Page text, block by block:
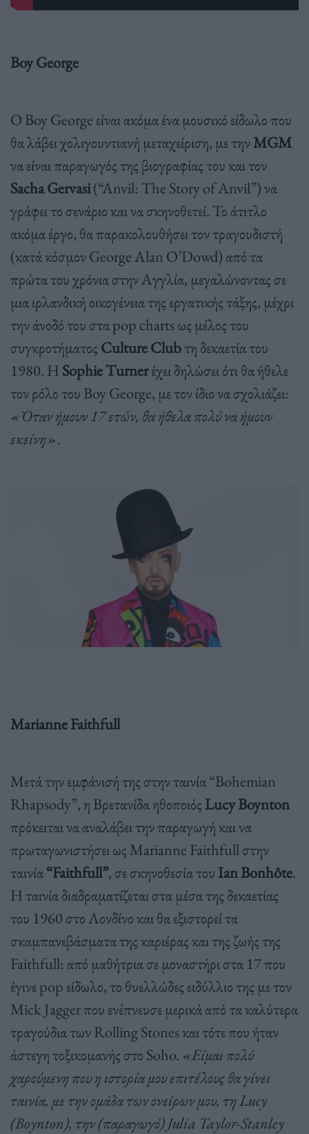
Boy George
Ο Boy George είναι ακόμα ένα μουσικό είδωλο που
θα λάβει χολιγουντιανή μεταχείριση, με τηνMGM
να είναι παραγωγός της βιογραφίας του και τον
Sacha Gervasi(“Anvil: The Story of Anvil”) να
γράφει το σενάριο και να σκηνοθετεί. Το άτιτλο
ακόμα έργο, θα παρακολουθήσει τον τραγουδιστή
(κατά κόσμον George Alan O’Dowd) από τα
πρώτα του χρόνια στην Αγγλία, μεγαλώνοντας σε
μια ιρλανδική οικογένεια της εργατικής τάξης, μέχρι
την άνοδό του στα pop charts ως μέλος του
συγκροτήματος Culture Clubτη δεκαετία του
1980. Η Sophie Turnerέχει δηλώσει ότι θα ήθελε
τον ρόλο του Boy George, με τον ίδιο να σχολιάζει:
«Όταν ήμουν 17 ετών, θα ήθελα πολύ να ήμουν
εκείνη».
Marianne Faithfull
Μετά την εμφάνισή της στην ταινία “Bohemian
Rhapsody”, η Βρετανίδα ηθοποιός Lucy Boynton
πρόκειται να αναλάβει την παραγωγή και να
πρωταγωνιστήσει ως Marianne Faithfull στην
ταινία“Faithfull”, σε σκηνοθεσία τουIan Bonhôte.
Η ταινία διαδραματίζεται στα μέσα της δεκαετίας
του 1960 στο Λονδίνο και θα εξιστορεί τα
σκαμπανεβάσματα της καριέρας και της ζωής της
Faithfull: από μαθήτρια σε μοναστήρι στα 17 που
έγινε pop είδωλο, το θυελλώδες ειδύλλιο της με τον
Mick Jagger που ενέπνευσε μερικά από τα καλύτερα
τραγούδια των Rolling Stones και τότε που ήταν
άστεγη τοξικομανής στο Soho. «Είμαι πολύ
χαρούμενη που η ιστορία μου επιτέλους θα γίνει
ταινία, με την ομάδα των ονείρων μου, τη Lucy
(Boynton), την (παραγωγό) Julia Taylor-Stanley